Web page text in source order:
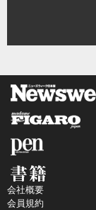
会社概要
会員規約